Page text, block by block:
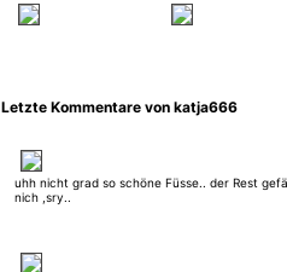
Letzte Kommentare von katja666
uhh nicht grad so schöne Füsse.. der Rest
nich ,sry..